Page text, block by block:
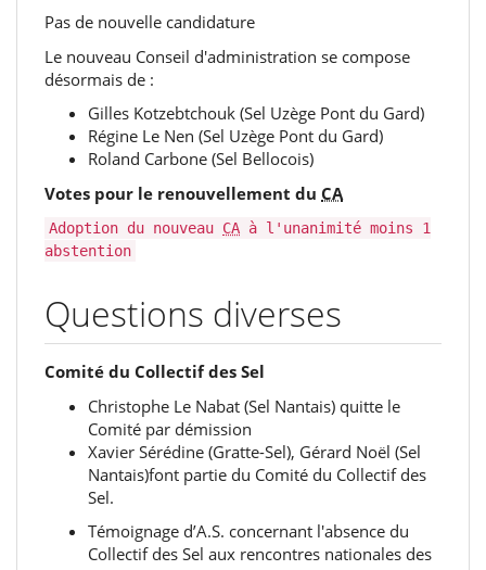
Pas de nouvelle candidature
Le nouveau Conseil d'administration se compose
désormais de‭ ‬:
Gilles Kotzebtchouk‭ (‬Sel Uzège Pont du Gard‭)
Régine Le Nen‭ (‬Sel Uzège Pont du Gard‭)
Roland Carbone‭ (‬Sel Bellocois‭)
Votes pour le renouvellement du CA
Adoption du nouveau CA à l'unanimité moins 1
abstention
Questions diverses
Comité du Collectif des Sel
Christophe Le Nabat‭ (‬Sel Nantais‭)‬ quitte le
Comité par‭ ‬démission
Xavier Sérédine‭ (‬Gratte-Sel‭), Gérard Noël‭ (‬Sel
Nantais‭)font partie‭ ‬du Comité du Collectif des
Sel.
Témoignage d’A.S. concernant l'absence du
Collectif des Sel aux rencontres nationales des